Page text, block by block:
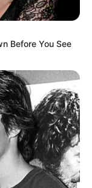
Before You See